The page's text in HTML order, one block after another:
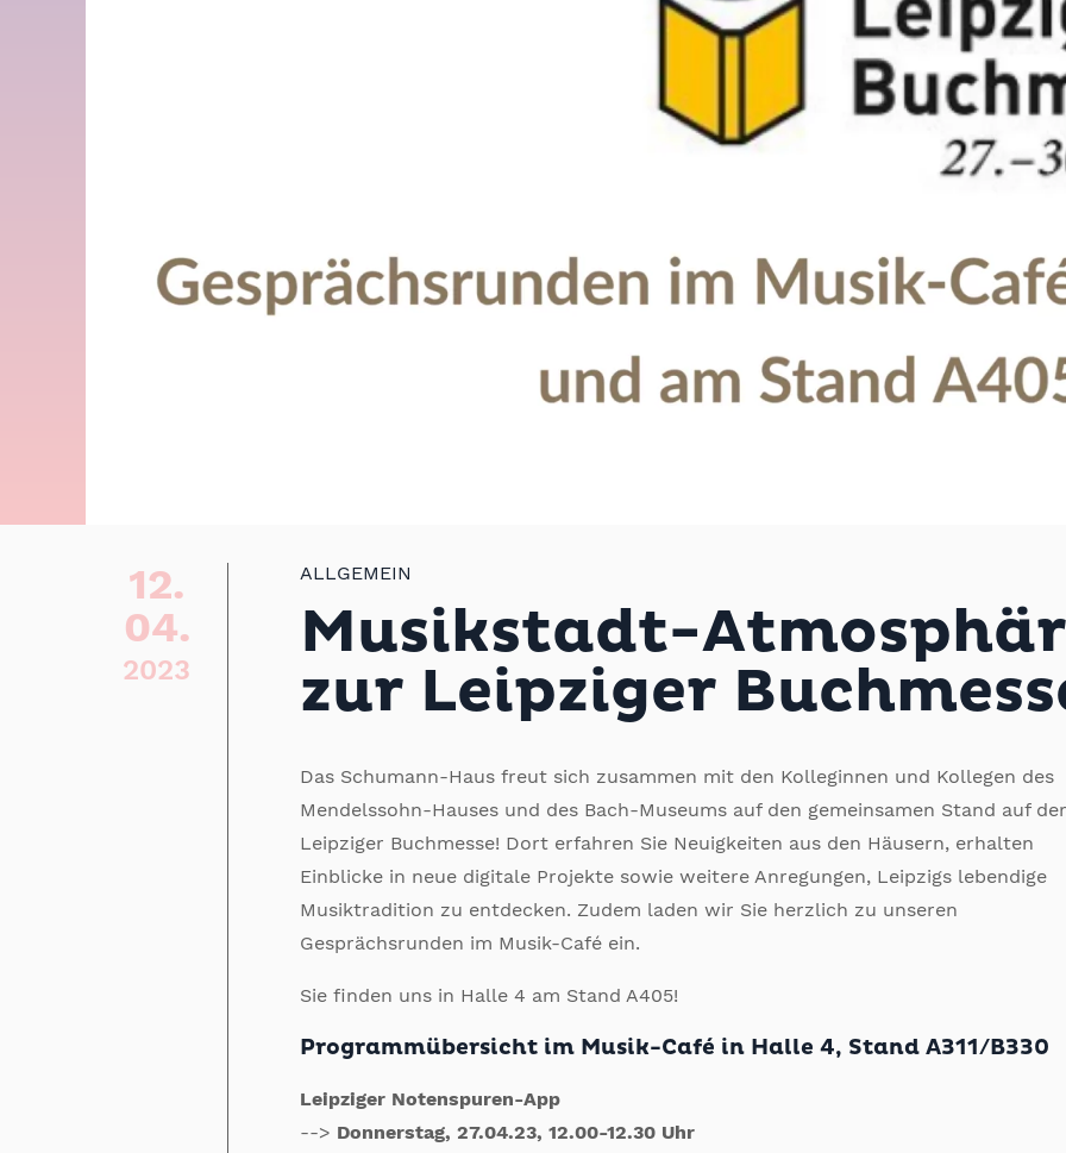
12.
04.
2023
ALLGEMEIN
Musikstadt-
zur Leipziger
Das Schumann-Haus freut sich zusammen mit den Kolleginnen und Kollegen des
Mendelssohn-Hauses und des Bach-Museums auf den gemeinsamen Stand auf der
Leipziger Buchmesse! Dort erfahren Sie Neuigkeiten aus den Häusern, erhalten
Einblicke in neue digitale Projekte sowie weitere Anregungen, Leipzigs lebendige
Musiktradition zu entdecken. Zudem laden wir Sie herzlich zu unseren
Gesprächsrunden im Musik-Café ein.
Sie finden uns in Halle 4 am Stand A405!
Programmübersicht im Musik-Café in Halle 4, Stand A311/B330
Leipziger Notenspuren-App
--> Donnerstag, 27.04.23, 12.00-12.30 Uhr